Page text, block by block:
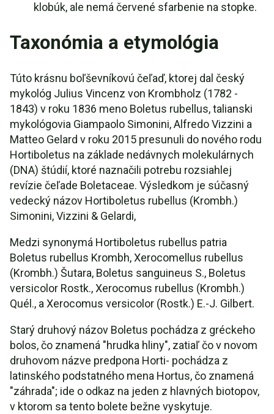
klobúk, ale nemá červené sfarbenie na stopke.
Taxonómia a etymológia
Túto krásnu boľševníkovú čeľaď, ktorej dal český
mykológ Julius Vincenz von Krombholz (1782 -
1843) v roku 1836 meno Boletus rubellus, talianski
mykológovia Giampaolo Simonini, Alfredo Vizzini a
Matteo Gelard v roku 2015 presunuli do nového rodu
Hortiboletus na základe nedávnych molekulárnych
(DNA) štúdií, ktoré naznačili potrebu rozsiahlej
revízie čeľade Boletaceae. Výsledkom je súčasný
vedecký názov Hortiboletus rubellus (Krombh.)
Simonini, Vizzini & Gelardi,
Medzi synonymá Hortiboletus rubellus patria
Boletus rubellus Krombh, Xerocomellus rubellus
(Krombh.) Šutara, Boletus sanguineus S., Boletus
versicolor Rostk., Xerocomus rubellus (Krombh.)
Quél., a Xerocomus versicolor (Rostk.) E.-J. Gilbert.
Starý druhový názov Boletus pochádza z gréckeho
bolos, čo znamená "hrudka hliny", zatiaľ čo v novom
druhovom názve predpona Horti- pochádza z
latinského podstatného mena Hortus, čo znamená
"záhrada"; ide o odkaz na jeden z hlavných biotopov,
v ktorom sa tento bolete bežne vyskytuje.